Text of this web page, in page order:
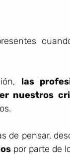
las
nuestros
de pensar,
por parte de